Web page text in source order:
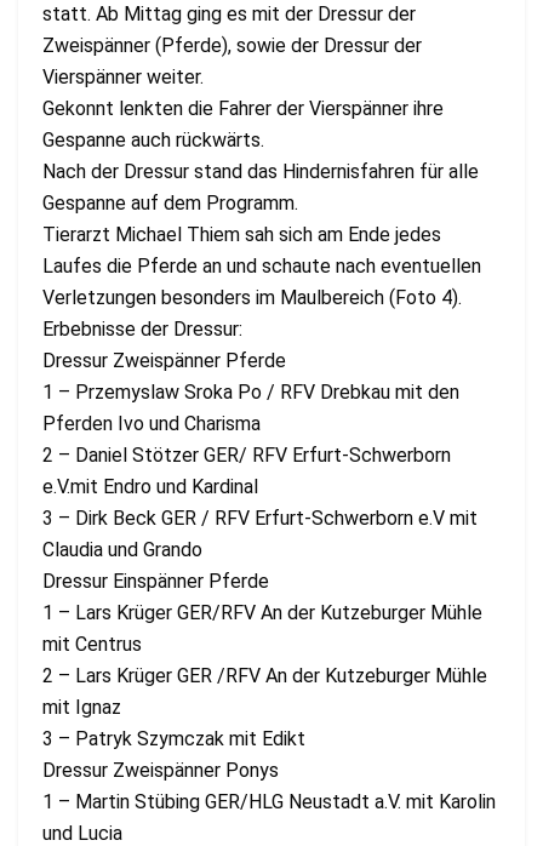
statt. Ab Mittag ging es mit der Dressur der
Zweispänner (Pferde), sowie der Dressur der
Vierspänner weiter.
Gekonnt lenkten die Fahrer der Vierspänner ihre
Gespanne auch rückwärts.
Nach der Dressur stand das Hindernisfahren für alle
Gespanne auf dem Programm.
Tierarzt Michael Thiem sah sich am Ende jedes
Laufes die Pferde an und schaute nach eventuellen
Verletzungen besonders im Maulbereich (Foto 4).
Erbebnisse der Dressur:
Dressur Zweispänner Pferde
1 – Przemyslaw Sroka Po / RFV Drebkau mit den
Pferden Ivo und Charisma
2 – Daniel Stötzer GER/ RFV Erfurt-Schwerborn
e.V.mit Endro und Kardinal
3 – Dirk Beck GER / RFV Erfurt-Schwerborn e.V mit
Claudia und Grando
Dressur Einspänner Pferde
1 – Lars Krüger GER/RFV An der Kutzeburger Mühle
mit Centrus
2 – Lars Krüger GER /RFV An der Kutzeburger Mühle
mit Ignaz
3 – Patryk Szymczak mit Edikt
Dressur Zweispänner Ponys
1 – Martin Stübing GER/HLG Neustadt a.V. mit Karolin
und Lucia